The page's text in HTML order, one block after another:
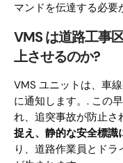
マンドを伝達する必要
VMS は道路工事
上させるのか?
VMS ユニットは、車
に通知します。. この
れ、追突事故が防止さ
捉え、静的な安全標識
り、道路作業員とド